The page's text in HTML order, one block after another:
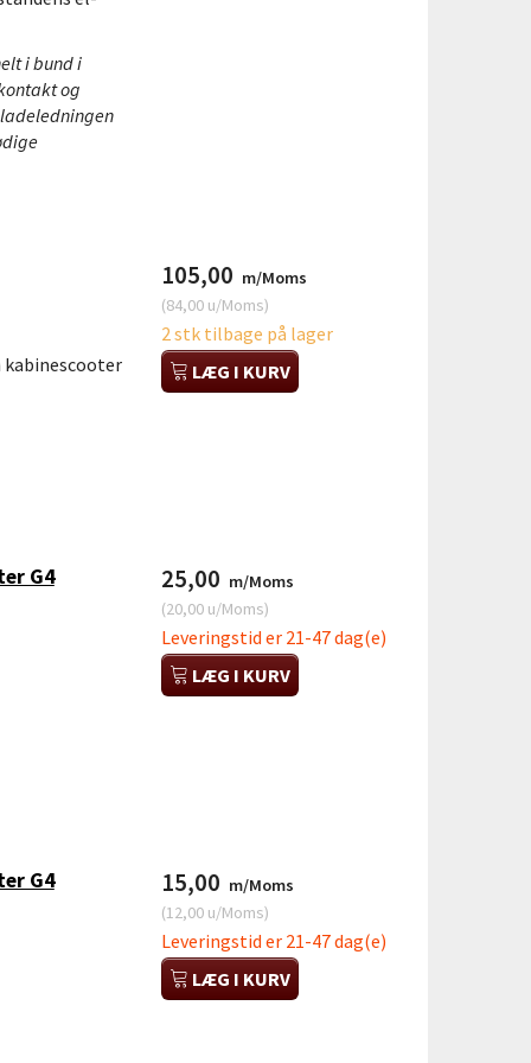
i bund i
og
105,00 m/Moms
(84,00u/Moms)
2 stk tilbage på lager
LÆG I KURV
G4 25,00 m/Moms
(20,00u/Moms)
Leveringstid er 21-47 dag(e)
LÆG I KURV
G4 15,00 m/Moms
(12,00u/Moms)
Leveringstid er 21-47 dag(e)
LÆG I KURV